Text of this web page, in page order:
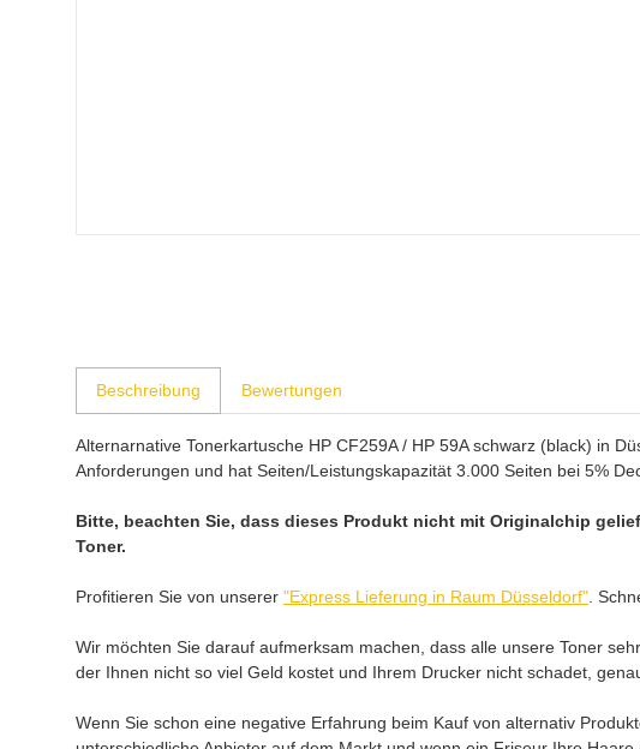
Beschreibung Bewertungen
Alternarnative Tonerkartusche HP CF259A / HP 59A schwarz (black) in
Anforderungen und hat Seiten/Leistungskapazität 3.000 Seiten bei 5%
Bitte, beachten Sie, dass dieses Produkt nicht mit Originalchip
Toner.
Profitieren Sie von unserer "Express Lieferung in Raum Düsseldorf" .
Wir möchten Sie darauf aufmerksam machen, dass alle unsere Toner
der Ihnen nicht so viel Geld kostet und Ihrem Drucker nicht schadet,
Wenn Sie schon eine negative Erfahrung beim Kauf von alternativ